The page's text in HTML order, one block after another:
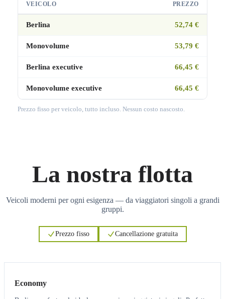
VEICOLO PREZZO
Berlina 52,74 €
Monovolume 53,79 €
Berlina executive 66,45 €
Monovolume executive 66,45 €
Prezzo fisso per veicolo, tutto incluso. Nessun costo nascosto.
La nostra flotta
Veicoli moderni per ogni esigenza — da viaggiatori singoli a grandi
gruppi.
Prezzo fisso Cancellazione gratuita
Economy